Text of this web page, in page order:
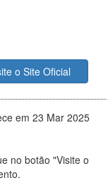
o Site Oficial
em 23 Mar 2025
no botão "Visite o